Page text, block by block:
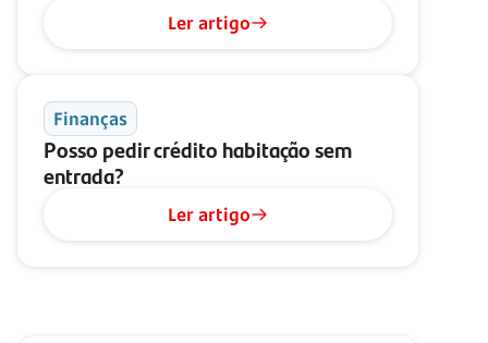
Ler artigo
Finanças
Posso pedir crédito habitação sem
entrada?
Ler artigo